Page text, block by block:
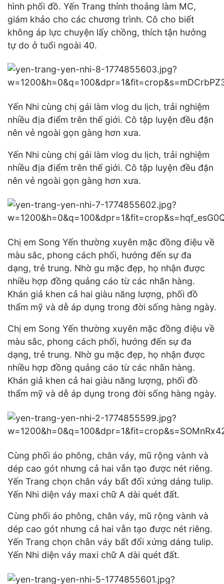
hình phối đồ. Yến Trang thỉnh thoảng làm MC,
giám khảo cho các chương trình. Cô cho biết
không áp lực chuyện lấy chồng, thích tận hưởng
tự do ở tuổi ngoài 40.
Yến Nhi cùng chị gái làm vlog du lịch, trải nghiệm
nhiều địa điểm trên thế giới. Cô tập luyện đều đặn
nên vẻ ngoài gọn gàng hơn xưa.
Yến Nhi cùng chị gái làm vlog du lịch, trải nghiệm
nhiều địa điểm trên thế giới. Cô tập luyện đều đặn
nên vẻ ngoài gọn gàng hơn xưa.
Chị em Song Yến thường xuyên mặc đồng điệu về
màu sắc, phong cách phối, hướng đến sự đa
dạng, trẻ trung. Nhờ gu mặc đẹp, họ nhận được
nhiều hợp đồng quảng cáo từ các nhãn hàng.
Khán giả khen cả hai giàu năng lượng, phối đồ
thẩm mỹ và dễ áp dụng trong đời sống hàng ngày.
Chị em Song Yến thường xuyên mặc đồng điệu về
màu sắc, phong cách phối, hướng đến sự đa
dạng, trẻ trung. Nhờ gu mặc đẹp, họ nhận được
nhiều hợp đồng quảng cáo từ các nhãn hàng.
Khán giả khen cả hai giàu năng lượng, phối đồ
thẩm mỹ và dễ áp dụng trong đời sống hàng ngày.
Cùng phối áo phông, chân váy, mũ rộng vành và
dép cao gót nhưng cả hai vẫn tạo được nét riêng.
Yến Trang chọn chân váy bất đối xứng dáng tulip.
Yến Nhi diện váy maxi chữ A dài quét đất.
Cùng phối áo phông, chân váy, mũ rộng vành và
dép cao gót nhưng cả hai vẫn tạo được nét riêng.
Yến Trang chọn chân váy bất đối xứng dáng tulip.
Yến Nhi diện váy maxi chữ A dài quét đất.